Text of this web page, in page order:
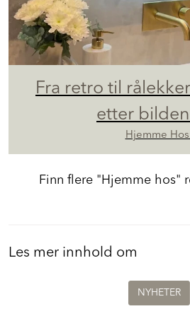
Fra retro til
etter
Hjemme
Finn flere "Hjemme hos"
Les mer innhold om
NYHETER